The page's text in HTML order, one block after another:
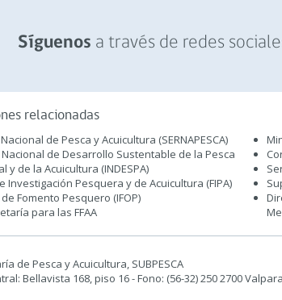
Síguenos a través de redes
relacionadas
de Pesca y Acuicultura (SERNAPESCA)
de Desarrollo Sustentable de la Pesca
y de la Acuicultura (INDESPA)
Investigación Pesquera y de Acuicultura (FIPA)
Fomento Pesquero (IFOP)
para las FFAA
de Pesca y Acuicultura, SUBPESCA
Bellavista 168, piso 16 - Fono: (56-32) 250 2700